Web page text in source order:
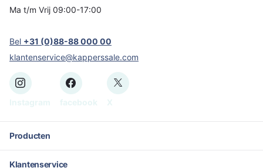
Ma t/m Vrij 09:00-17:00
Bel +31 (0)88-88 000 00
klantenservice@kapperssale.com
Producten
Klantenservice